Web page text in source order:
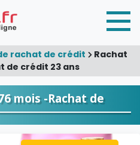
rachat de crédit
Rachat
de crédit 23 ans
mois -Rachat de